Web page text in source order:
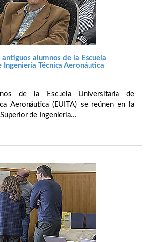
antiguos alumnos de la Escuela
Técnica Aeronáutica
de la Escuela Universitaria de
Aeronáutica (EUITA) se reúnen en la
de Ingeniería...